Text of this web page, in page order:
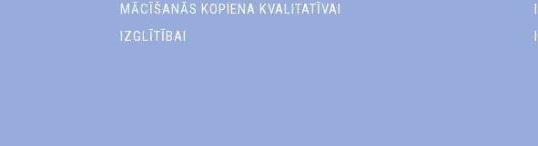
MĀCĪŠANĀS KOPIENA KVALITATĪVAI
IZGLĪTĪBAI